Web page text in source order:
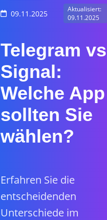
09.11.2025
Aktualisiert:
09.11.2025
Telegram vs
Signal:
Welche App
sollten Sie
wählen?
Erfahren Sie die
entscheidenden
Unterschiede im